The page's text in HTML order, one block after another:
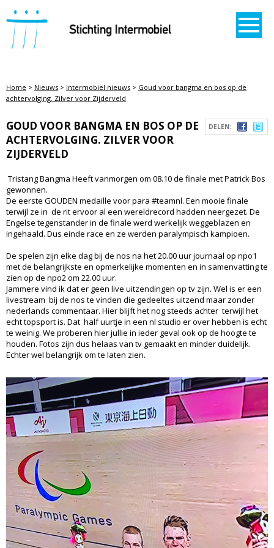
STICHTING INTERMOBIEL
Home > Nieuws > Intermobiel nieuws > Goud voor bangma en bos op de
achtervolging. Zilver voor Zijderveld
DELEN:
GOUD VOOR BANGMA EN BOS OP DE
ACHTERVOLGING. ZILVER VOOR
ZIJDERVELD
Tristang Bangma Heeft vanmorgen om 08.10 de finale met Patrick Bos
gewonnen.
De eerste GOUDEN medaille voor para #teamnl. Een mooie finale
terwijl ze in de rit ervoor al een wereldrecord hadden neergezet. De
Engelse tegenstander in de finale werd werkelijk weggeblazen en
ingehaald. Dus einde race en ze werden paralympisch kampioen.
De spelen zijn elke dag bij de nos na het 20.00 uur journaal op npo1
met de belangrijkste en opmerkelijke momenten en in samenvatting te
zien op de npo2 om 22.00 uur.
Jammere vind ik dat er geen live uitzendingen op tv zijn. Wel is er een
livestream bij de nos te vinden die gedeeltes uitzend maar zonder
nederlands commentaar. Hier blijft het nog steeds achter terwijl het
echt topsport is. Dat half uurtje in een nl studio er over hebben is echt
te weinig. We proberen hier jullie in ieder geval ook op de hoogte te
houden. Fotos zijn dus helaas van tv gemaakt en minder duidelijk.
Echter wel belangrijk om te laten zien.